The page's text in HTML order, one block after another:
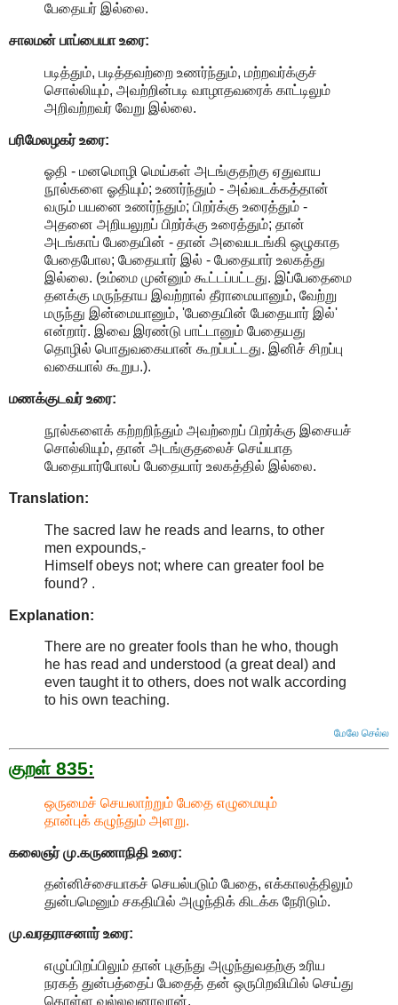
பேதையர் இல்லை.
சாலமன் பாப்பையா உரை:
படித்தும், படித்தவற்றை உணர்ந்தும், மற்றவர்க்குச்
சொல்லியும், அவற்றின்படி வாழாதவரைக் காட்டிலும்
அறிவற்றவர் வேறு இல்லை.
பரிமேலழகர் உரை:
ஓதி - மனமொழி மெய்கள் அடங்குதற்கு ஏதுவாய
நூல்களை ஓதியும்; உணர்ந்தும் - அவ்வடக்கத்தான்
வரும் பயனை உணர்ந்தும்; பிறர்க்கு உரைத்தும் -
அதனை அறியலுறப் பிறர்க்கு உரைத்தும்; தான்
அடங்காப் பேதையின் - தான் அவையடங்கி ஒழுகாத
பேதைபோல; பேதையார் இல் - பேதையார் உலகத்து
இல்லை. (உம்மை முன்னும் கூட்டப்பட்டது. இப்பேதைமை
தனக்கு மருந்தாய இவற்றால் தீராமையானும், வேற்று
மருந்து இன்மையானும், 'பேதையின் பேதையார் இல்'
என்றார். இவை இரண்டு பாட்டானும் பேதையது
தொழில் பொதுவகையான் கூறப்பட்டது. இனிச் சிறப்பு
வகையால் கூறுப.).
மணக்குடவர் உரை:
நூல்களைக் கற்றறிந்தும் அவற்றைப் பிறர்க்கு இசையச்
சொல்லியும், தான் அடங்குதலைச் செய்யாத
பேதையார்போலப் பேதையார் உலகத்தில் இல்லை.
Translation:
The sacred law he reads and learns, to other
men expounds,-
Himself obeys not; where can greater fool be
found? .
Explanation:
There are no greater fools than he who, though
he has read and understood (a great deal) and
even taught it to others, does not walk according
to his own teaching.
மேலே செல்ல
குறள் 835:
ஒருமைச் செயலாற்றும் பேதை எழுமையும்
தான்புக் கழுந்தும் அளறு.
கலைஞர் மு.கருணாநிதி உரை:
தன்னிச்சையாகச் செயல்படும் பேதை, எக்காலத்திலும்
துன்பமெனும் சகதியில் அழுந்திக் கிடக்க நேரிடும்.
மு.வரதராசனார்உரை:
எழுப்பிறப்பிலும் தான் புகுந்து அழுந்துவதற்கு உரிய
நரகத் துன்பத்தைப் பேதைத் தன் ஒருபிறவியில் செய்து
கொள்ள வல்லவனாவான்.